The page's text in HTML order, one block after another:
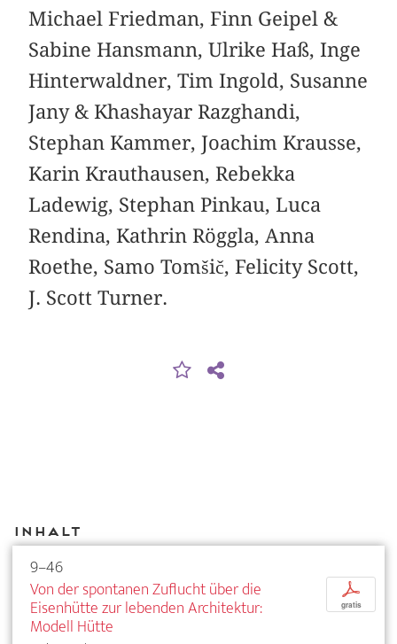
Michael Friedman, Finn Geipel &
Sabine Hansmann, Ulrike Haß, Inge
Hinterwaldner, Tim Ingold, Susanne
Jany & Khashayar Razghandi,
Stephan Kammer, Joachim Krausse,
Karin Krauthausen, Rebekka
Ladewig, Stephan Pinkau, Luca
Rendina, Kathrin Röggla, Anna
Roethe, Samo Tomšič, Felicity Scott,
J. Scott Turner.
Inhalt
9–46
Von der spontanen Zuflucht über die
Eisenhütte zur lebenden Architektur:
Modell Hütte
p
gratis